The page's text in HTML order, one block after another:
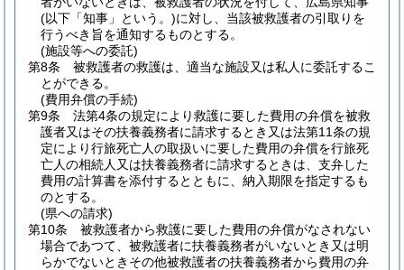
(以下「知事」という。)に対し、当該被救護者の引取りを
行うべき旨を通知するものとする。
(施設等への委託)
第8条
被救護者の救護は、適当な施設又は私人に委託するこ
とができる。
(費用弁償の手続)
第9条
法第4条の規定により救護に要した費用の弁償を被救
護者又はその扶養義務者に請求するとき又は法第11条の規
定により行旅死亡人の取扱いに要した費用の弁償を行旅死
亡人の相続人又は扶養義務者に請求するときは、支弁した
費用の計算書を添付するとともに、納入期限を指定するも
のとする。
(県への請求)
第10条
被救護者から救護に要した費用の弁償がなされない
場合であつて、被救護者に扶養義務者がいないとき又は明
らかでないときその他被救護者の扶養義務者から費用の弁